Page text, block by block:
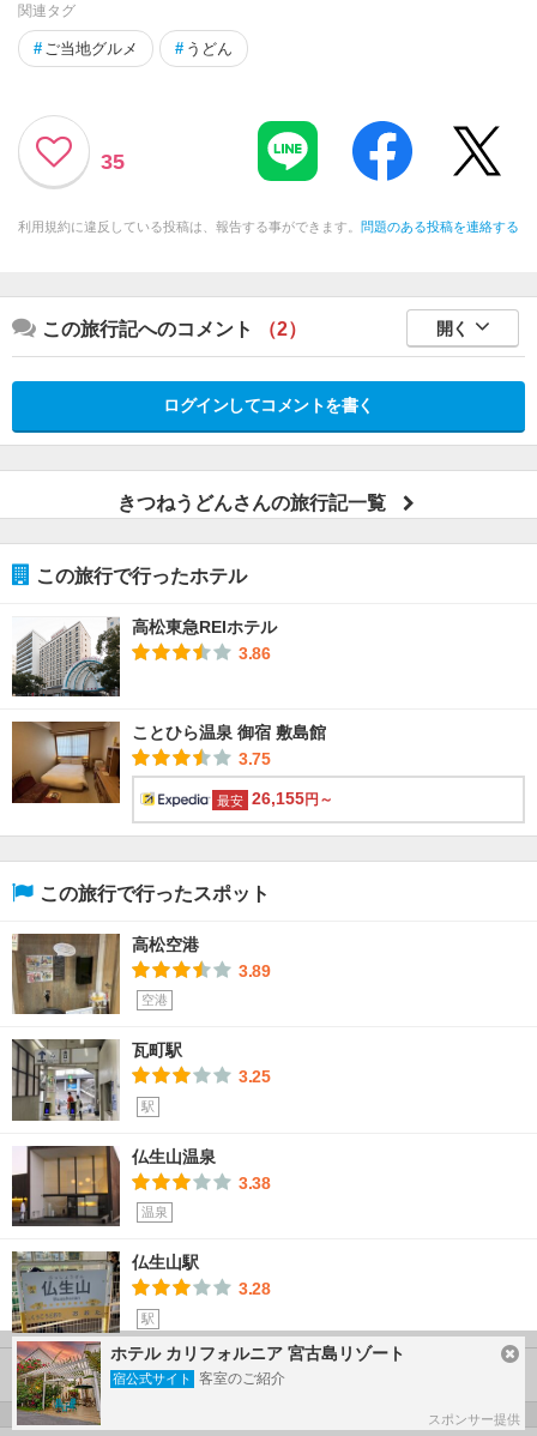
関連タグ
# ご当地グルメ # うどん
35
利用規約に違反している投稿は、報告する事ができます。 問題のある投稿を連絡する
この旅行記へのコメント （2） 開く
ログインしてコメントを書く
きつねうどんさんの旅行記一覧
この旅行で行ったホテル
高松東急REIホテル
3.86
ことひら温泉 御宿 敷島館
3.75
最安 26,155円～
この旅行で行ったスポット
高松空港
3.89
空港
瓦町駅
3.25
駅
仏生山温泉
3.38
温泉
仏生山駅
3.28
駅
もっと見る
ホテル カリフォルニア 宮古島リゾート
宿公式サイト 客室のご紹介
スポンサー提供